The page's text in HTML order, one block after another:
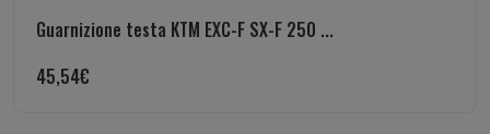
Guarnizione testa KTM EXC-F SX-F 250 ...
45,54€